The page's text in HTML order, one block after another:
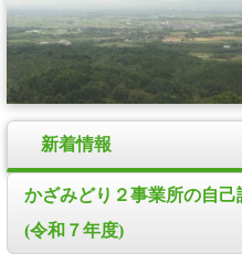
新着情報
かざみどり２事業所の自己
(令和７年度)